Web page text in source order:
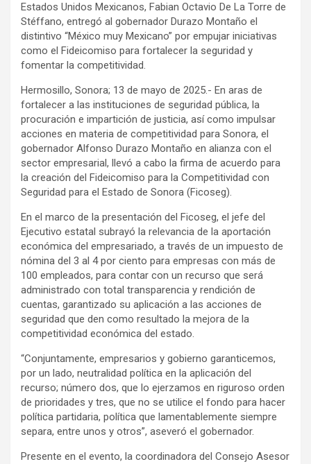
Estados Unidos Mexicanos, Fabian Octavio De La Torre de
Stéffano, entregó al gobernador Durazo Montaño el
distintivo “México muy Mexicano” por empujar iniciativas
como el Fideicomiso para fortalecer la seguridad y
fomentar la competitividad.
Hermosillo, Sonora; 13 de mayo de 2025.- En aras de
fortalecer a las instituciones de seguridad pública, la
procuración e impartición de justicia, así como impulsar
acciones en materia de competitividad para Sonora, el
gobernador Alfonso Durazo Montaño en alianza con el
sector empresarial, llevó a cabo la firma de acuerdo para
la creación del Fideicomiso para la Competitividad con
Seguridad para el Estado de Sonora (Ficoseg).
En el marco de la presentación del Ficoseg, el jefe del
Ejecutivo estatal subrayó la relevancia de la aportación
económica del empresariado, a través de un impuesto de
nómina del 3 al 4 por ciento para empresas con más de
100 empleados, para contar con un recurso que será
administrado con total transparencia y rendición de
cuentas, garantizado su aplicación a las acciones de
seguridad que den como resultado la mejora de la
competitividad económica del estado.
“Conjuntamente, empresarios y gobierno garanticemos,
por un lado, neutralidad política en la aplicación del
recurso; número dos, que lo ejerzamos en riguroso orden
de prioridades y tres, que no se utilice el fondo para hacer
política partidaria, política que lamentablemente siempre
separa, entre unos y otros”, aseveró el gobernador.
Presente en el evento, la coordinadora del Consejo Asesor